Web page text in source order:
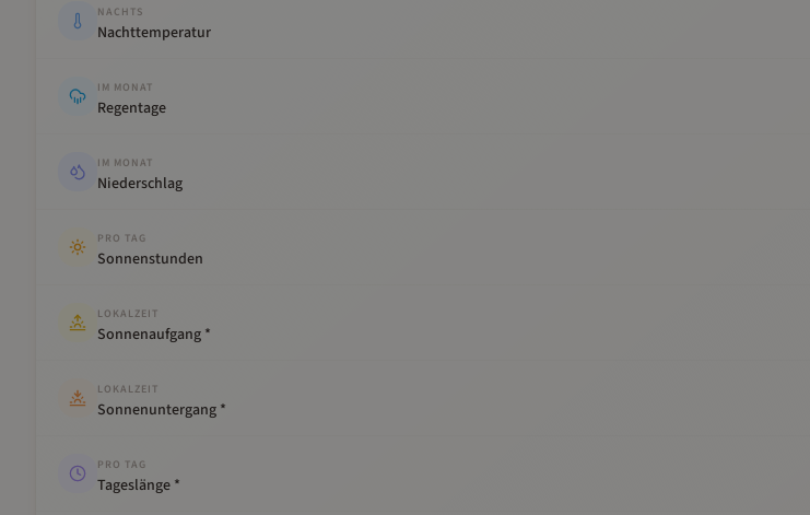
NACHTS
Nachttemperatur
IM MONAT
Regentage
IM MONAT
Niederschlag
PRO TAG
Sonnenstunden
LOKALZEIT
Sonnenaufgang *
LOKALZEIT
Sonnenuntergang *
PRO TAG
Tageslänge *